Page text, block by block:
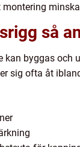
så
kan byggas
sig ofta åt